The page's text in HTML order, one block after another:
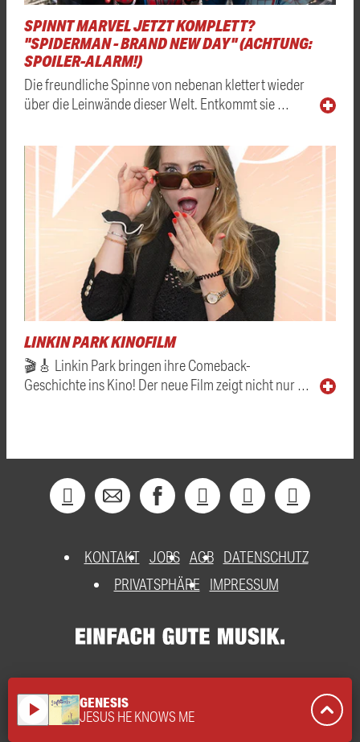
SPINNT MARVEL JETZT KOMPLETT?
"SPIDERMAN - BRAND NEW DAY" (ACHTUNG:
SPOILER-ALARM!)
Die freundliche Spinne von nebenan klettert wieder
über die Leinwände dieser Welt. Entkommt sie …
LINKIN PARK KINOFILM
🎬🎸 Linkin Park bringen ihre Comeback-
Geschichte ins Kino! Der neue Film zeigt nicht nur …
KONTAKT JOBS AGB DATENSCHUTZ
PRIVATSPHÄRE
IMPRESSUM
play_arrow GENESIS
JESUS HE KNOWS ME